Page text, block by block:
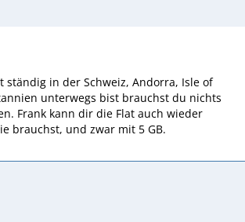
ständig in der Schweiz, Andorra, Isle of
unterwegs bist brauchst du nichts
Frank kann dir die Flat auch wieder
brauchst, und zwar mit 5 GB.